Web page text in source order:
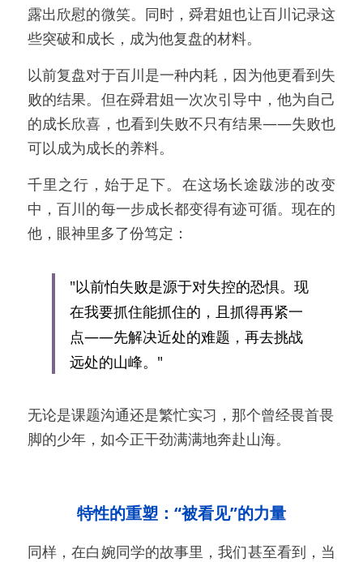
露出欣慰的微笑。同时，舜君姐也让百川记录这
些突破和成长，成为他复盘的材料。
以前复盘对于百川是一种内耗，因为他更看到失
败的结果。但在舜君姐一次次引导中，他为自己
的成长欣喜，也看到失败不只有结果——失败也
可以成为成长的养料。
千里之行，始于足下。在这场长途跋涉的改变
中，百川的每一步成长都变得有迹可循。现在的
他，眼神里多了份笃定：
"以前怕失败是源于对失控的恐惧。现
在我要抓住能抓住的，且抓得再紧一
点——先解决近处的难题，再去挑战
远处的山峰。"
无论是课题沟通还是繁忙实习，那个曾经畏首畏
脚的少年，如今正干劲满满地奔赴山海。
特性的重塑：“被看见”的力量
同样，在白婉同学的故事里，我们甚至看到，当